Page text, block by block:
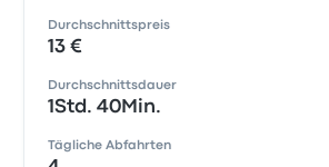
Durchschnittspreis
13 €
Durchschnittsdauer
1Std. 40Min.
Tägliche Abfahrten